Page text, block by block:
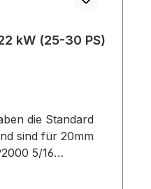
kW (25-30 PS)
die Standard
sind für 20mm
5/16